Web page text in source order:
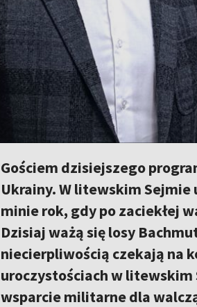
Gościem dzisiejszego
Ukrainy. W litewskim
minie rok, gdy po zaciekłej
Dzisiaj ważą się losy
niecierpliwością czekają na
uroczystościach w litewskim
wsparcie militarne dla